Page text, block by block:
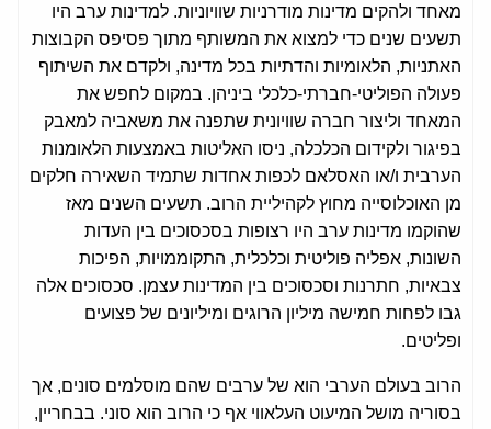
מאחד ולהקים מדינות מודרניות שוויוניות. למדינות ערב היו
תשעים שנים כדי למצוא את המשותף מתוך פסיפס הקבוצות
האתניות, הלאומיות והדתיות בכל מדינה, ולקדם את השיתוף
פעולה הפוליטי-חברתי-כלכלי ביניהן. במקום לחפש את
המאחד וליצור חברה שוויונית שתפנה את משאביה למאבק
בפיגור ולקידום הכלכלה, ניסו האליטות באמצעות הלאומנות
הערבית ו/או האסלאם לכפות אחדות שתמיד השאירה חלקים
מן האוכלוסייה מחוץ לקהיליית הרוב. תשעים השנים מאז
שהוקמו מדינות ערב היו רצופות בסכסוכים בין העדות
השונות, אפליה פוליטית וכלכלית, התקוממויות, הפיכות
צבאיות, חתרנות וסכסוכים בין המדינות עצמן. סכסוכים אלה
גבו לפחות חמישה מיליון הרוגים ומיליונים של פצועים
ופליטים.
הרוב בעולם הערבי הוא של ערבים שהם מוסלמים סונים, אך
בסוריה מושל המיעוט העלאווי אף כי הרוב הוא סוני. בבחריין,